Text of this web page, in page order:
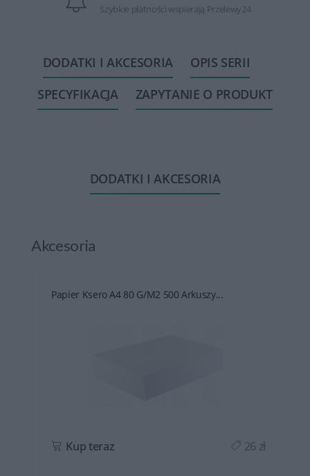
Szybkie płatności wspierają Przelewy24
DODATKI I AKCESORIA
OPIS SERII
SPECYFIKACJA
ZAPYTANIE O PRODUKT
DODATKI I AKCESORIA
Akcesoria
Papier Ksero A4 80 G/m2 500 Arkuszy...
Kup teraz 26 zł